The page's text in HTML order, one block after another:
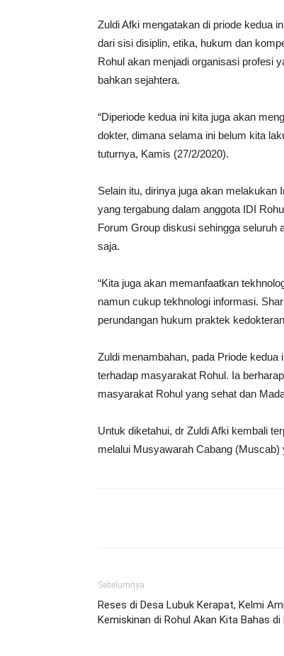
Zuldi Afki mengatakan di priode kedua
dari sisi disiplin, etika, hukum dan
Rohul akan menjadi organisasi profesi
bahkan sejahtera.
“Diperiode kedua ini kita juga akan
dokter, dimana selama ini belum kita
tuturnya, Kamis (27/2/2020).
Selain itu, dirinya juga akan
yang tergabung dalam anggota IDI
Forum Group diskusi sehingga seluruh
saja.
“Kita juga akan memanfaatkan
namun cukup tekhnologi informasi.
perundangan hukum praktek
Zuldi menambahan, pada Priode
terhadap masyarakat Rohul. Ia
masyarakat Rohul yang sehat dan
Untuk diketahui, dr Zuldi Afki kembali
melalui Musyawarah Cabang (Muscab)
Sebelumnya
Reses di Desa Lubuk Kerapat, Kelmi
Kemiskinan di Rohul Akan Kita Bahas di